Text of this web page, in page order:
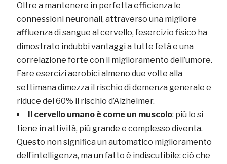
Oltre a mantenere in perfetta efficienza le
connessioni neuronali, attraverso una migliore
affluenza di sangue al cervello, l’esercizio fisico ha
dimostrato indubbi vantaggi a tutte l’età e una
correlazione forte con il miglioramento dell’umore.
Fare esercizi aerobici almeno due volte alla
settimana dimezza il rischio di demenza generale e
riduce del 60% il rischio d’Alzheimer.
Il cervello umano è come un muscolo: più lo si
tiene in attività, più grande e complesso diventa.
Questo non significa un automatico miglioramento
dell’intelligenza, ma un fatto è indiscutibile: ciò che